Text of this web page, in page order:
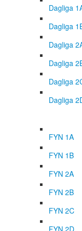
Dagliga
Dagliga
Dagliga
Dagliga
Dagliga
Dagliga
FYN 1A
FYN 1B
FYN 2A
FYN 2B
FYN 2C